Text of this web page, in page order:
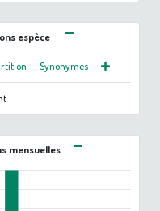
espèce
Synonymes
mensuelles